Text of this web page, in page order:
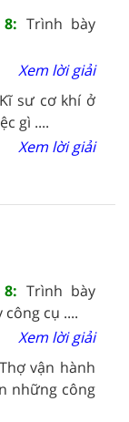
Trình bày
Xem lời giải
Kĩ sư cơ khí ở
gì ....
Xem lời giải
Trình bày
cụ ....
Xem lời giải
Thợ vận hành
những công